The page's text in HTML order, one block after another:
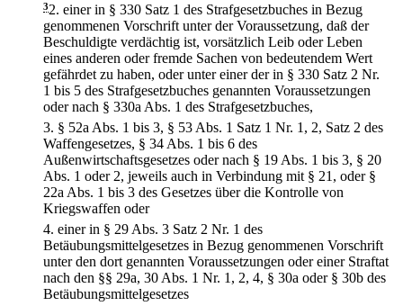
32. einer in § 330 Satz 1 des Strafgesetzbuches in Bezug
genommenen Vorschrift unter der Voraussetzung, daß der
Beschuldigte verdächtig ist, vorsätzlich Leib oder Leben
eines anderen oder fremde Sachen von bedeutendem Wert
gefährdet zu haben, oder unter einer der in § 330 Satz 2 Nr.
1 bis 5 des Strafgesetzbuches genannten Voraussetzungen
oder nach § 330a Abs. 1 des Strafgesetzbuches,
3. § 52a Abs. 1 bis 3, § 53 Abs. 1 Satz 1 Nr. 1, 2, Satz 2 des
Waffengesetzes, § 34 Abs. 1 bis 6 des
Außenwirtschaftsgesetzes oder nach § 19 Abs. 1 bis 3, § 20
Abs. 1 oder 2, jeweils auch in Verbindung mit § 21, oder §
22a Abs. 1 bis 3 des Gesetzes über die Kontrolle von
Kriegswaffen oder
4. einer in § 29 Abs. 3 Satz 2 Nr. 1 des
Betäubungsmittelgesetzes in Bezug genommenen Vorschrift
unter den dort genannten Voraussetzungen oder einer Straftat
nach den §§ 29a, 30 Abs. 1 Nr. 1, 2, 4, § 30a oder § 30b des
Betäubungsmittelgesetzes